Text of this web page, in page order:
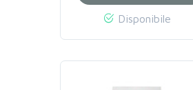
Disponibile